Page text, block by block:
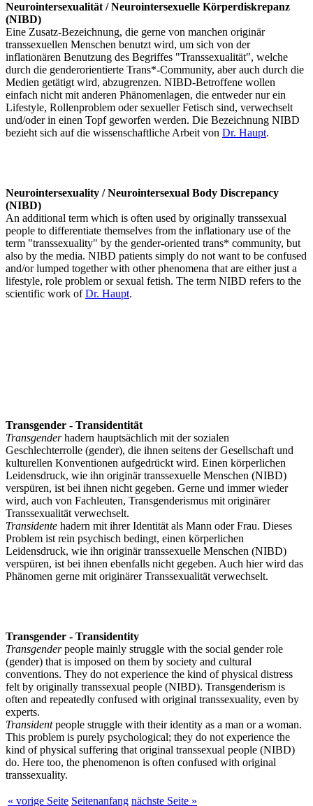
Neurointersexualität / Neurointersexuelle Körperdiskrepanz
(NIBD)
Eine Zusatz-Bezeichnung, die gerne von manchen originär
transsexuellen Menschen benutzt wird, um sich von der
inflationären Benutzung des Begriffes "Transsexualität", welche
durch die genderorientierte Trans*-Community, aber auch durch die
Medien getätigt wird, abzugrenzen. NIBD-Betroffene wollen
einfach nicht mit anderen Phänomenlagen, die entweder nur ein
Lifestyle, Rollenproblem oder sexueller Fetisch sind, verwechselt
und/oder in einen Topf geworfen werden. Die Bezeichnung NIBD
bezieht sich auf die wissenschaftliche Arbeit von Dr. Haupt.
Neurointersexuality / Neurointersexual Body Discrepancy
(NIBD)
An additional term which is often used by originally transsexual
people to differentiate themselves from the inflationary use of the
term "transsexuality" by the gender-oriented trans* community, but
also by the media. NIBD patients simply do not want to be confused
and/or lumped together with other phenomena that are either just a
lifestyle, role problem or sexual fetish. The term NIBD refers to the
scientific work ofDr. Haupt.
Transgender - Transidentität
Transgenderhadern hauptsächlich mit der sozialen
Geschlechterrolle (gender), die ihnen seitens der Gesellschaft und
kulturellen Konventionen aufgedrückt wird. Einen körperlichen
Leidensdruck, wie ihn originär transsexuelle Menschen (NIBD)
verspüren, ist bei ihnen nicht gegeben. Gerne und immer wieder
wird, auch von Fachleuten, Transgenderismus mit originärer
Transsexualität verwechselt.
Transidente hadern mit ihrer Identität als Mann oder Frau. Dieses
Problem ist rein psychisch bedingt, einen körperlichen
Leidensdruck, wie ihn originär transsexuelle Menschen (NIBD)
verspüren, ist bei ihnen ebenfalls nicht gegeben. Auch hier wird das
Phänomen gerne mit originärer Transsexualität verwechselt.
Transgender - Transidentity
Transgenderpeople mainly struggle with the social gender role
(gender) that is imposed on them by society and cultural
conventions. They do not experience the kind of physical distress
felt by originally transsexual people (NIBD). Transgenderism is
often and repeatedly confused with original transsexuality, even by
experts.
Transidentpeople struggle with their identity as a man or a woman.
This problem is purely psychological; they do not experience the
kind of physical suffering that original transsexual people (NIBD)
do. Here too, the phenomenon is often confused with original
transsexuality.
« vorige Seite Seitenanfang nächste Seite »